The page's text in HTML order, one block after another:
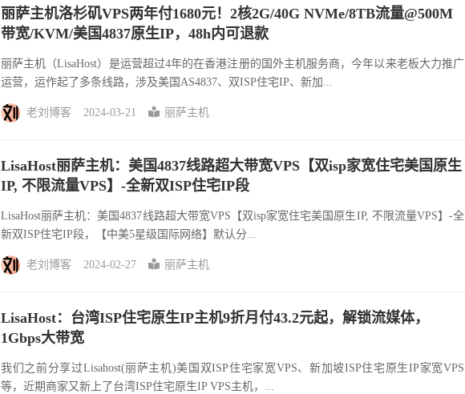
丽萨主机洛杉矶VPS两年付1680元！2核2G/40G NVMe/8TB流量@500M
带宽/KVM/美国4837原生IP，48h内可退款
丽萨主机（LisaHost）是运营超过4年的在香港注册的国外主机服务商，今年以来老板大力推广
运营，运作起了多条线路，涉及美国AS4837、双ISP住宅IP、新加...
老刘博客 2024-03-21 丽萨主机
LisaHost丽萨主机：美国4837线路超大带宽VPS【双isp家宽住宅美国原生
IP, 不限流量VPS】-全新双ISP住宅IP段
LisaHost丽萨主机：美国4837线路超大带宽VPS【双isp家宽住宅美国原生IP, 不限流量VPS】-全
新双ISP住宅IP段，【中美5星级国际网络】默认分...
老刘博客 2024-02-27 丽萨主机
LisaHost：台湾ISP住宅原生IP主机9折月付43.2元起，解锁流媒体，
1Gbps大带宽
我们之前分享过Lisahost(丽萨主机)美国双ISP住宅家宽VPS、新加坡ISP住宅原生IP家宽VPS
等，近期商家又新上了台湾ISP住宅原生IP VPS主机，...